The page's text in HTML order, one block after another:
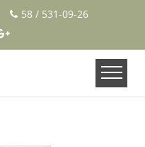
58 / 531-09-26